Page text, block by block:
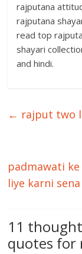
rajputana
rajputana
read top
shayari
and hindi.
← rajput two
padmawati
liye karni
11
quotes for